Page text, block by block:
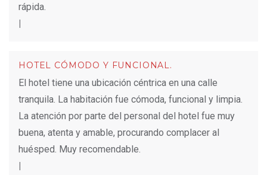
rápida.
|
HOTEL CÓMODO Y FUNCIONAL.
El hotel tiene una ubicación céntrica en una calle
tranquila. La habitación fue cómoda, funcional y limpia.
La atención por parte del personal del hotel fue muy
buena, atenta y amable, procurando complacer al
huésped. Muy recomendable.
|